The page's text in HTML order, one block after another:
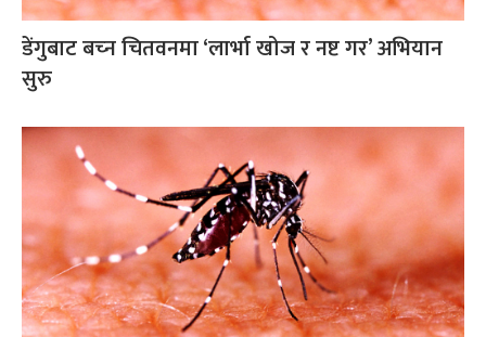
डेंगुबाट बच्‍न चितवनमा ‘लार्भा खोज र नष्ट गर’ अभियान
सुरु